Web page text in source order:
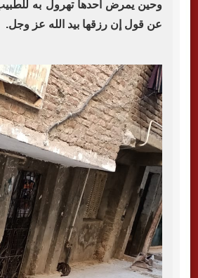
وحين يمرض أحدها تهرول به
عن قول إن رزقها بيد الله عز وجل.